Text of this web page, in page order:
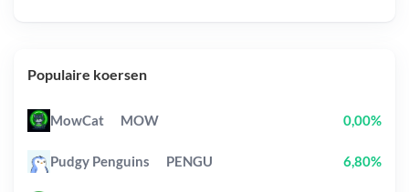
Populaire koersen
MowCat MOW 0,00%
Pudgy Penguins PENGU 6,80%